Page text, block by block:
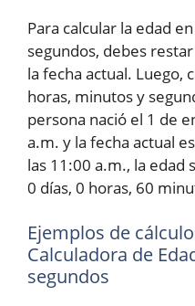
Para calcular la edad
segundos, debes
la fecha actual. Luego,
horas, minutos y
persona nació el 1 de
a.m. y la fecha actual
las 11:00 a.m., la edad
0 días, 0 horas, 60
Ejemplos de
Calculadora de
segundos